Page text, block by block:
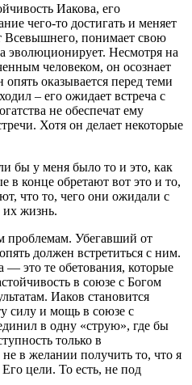
Иакова, его
чего-то достигать и меняет
Всевышнего, понимает свою
эволюционирует. Несмотря на
человеком, он осознает
оказывается перед теми
– его ожидает встреча с
не обеспечат ему
Хотя он делает некоторые
бы у меня было то и это, как
конце обретают вот это и то,
что то, чего они ожидали с
их жизнь.
проблемам. Убегавший от
должен встретиться с ним.
— это те обетования, которые
в союзе с Богом
Иаков становится
силу и мощь в союзе с
в одну «струю», где бы
только в
в желании получить то, что я
цели. То есть, не под